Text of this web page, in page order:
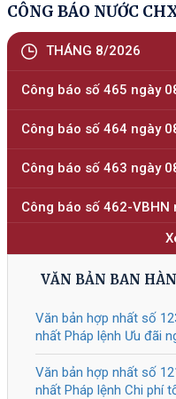
/NĐ-CP
05/08/2026
Nghị
09
cơ
công
СР
308/2026/NĐ-CP
Quy
hỗ